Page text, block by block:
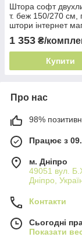
Штора софт
т. беж 150/270 см,
штори інтернет
1 353 ₴/
Купити
Про нас
98%
Працює з
м. Дніпро
49051 вул.
Дніпро,
Контакти
Сьогодні
Показати